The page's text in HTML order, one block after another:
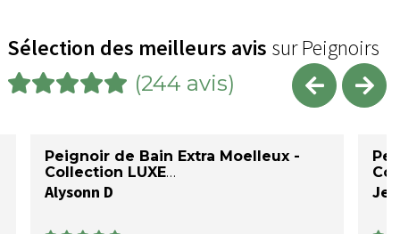
Sélection des meilleurs avis sur Peignoirs
(244 avis)
Peignoir de Bain Extra Moelleux -
Collection LUXE
Alysonn D